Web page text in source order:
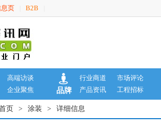
页 B2B
高端访谈
企业聚焦 品牌
行业商道
市场评论
产品资讯
工程招标
页 > 涂装 > 详细信息